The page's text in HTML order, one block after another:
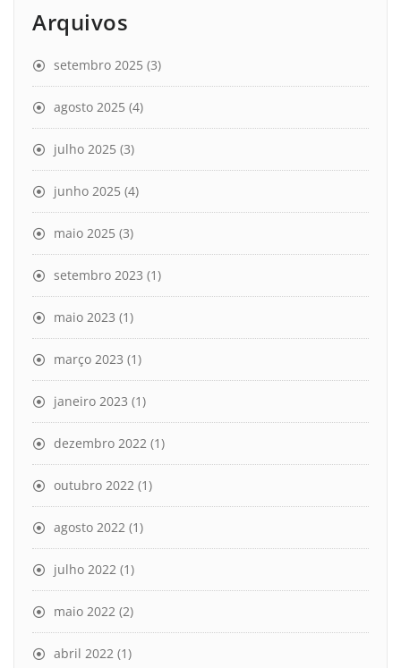
Arquivos
setembro 2025 (3)
agosto 2025 (4)
julho 2025 (3)
junho 2025 (4)
maio 2025 (3)
setembro 2023 (1)
maio 2023 (1)
março 2023 (1)
janeiro 2023 (1)
dezembro 2022 (1)
outubro 2022 (1)
agosto 2022 (1)
julho 2022 (1)
maio 2022 (2)
abril 2022 (1)